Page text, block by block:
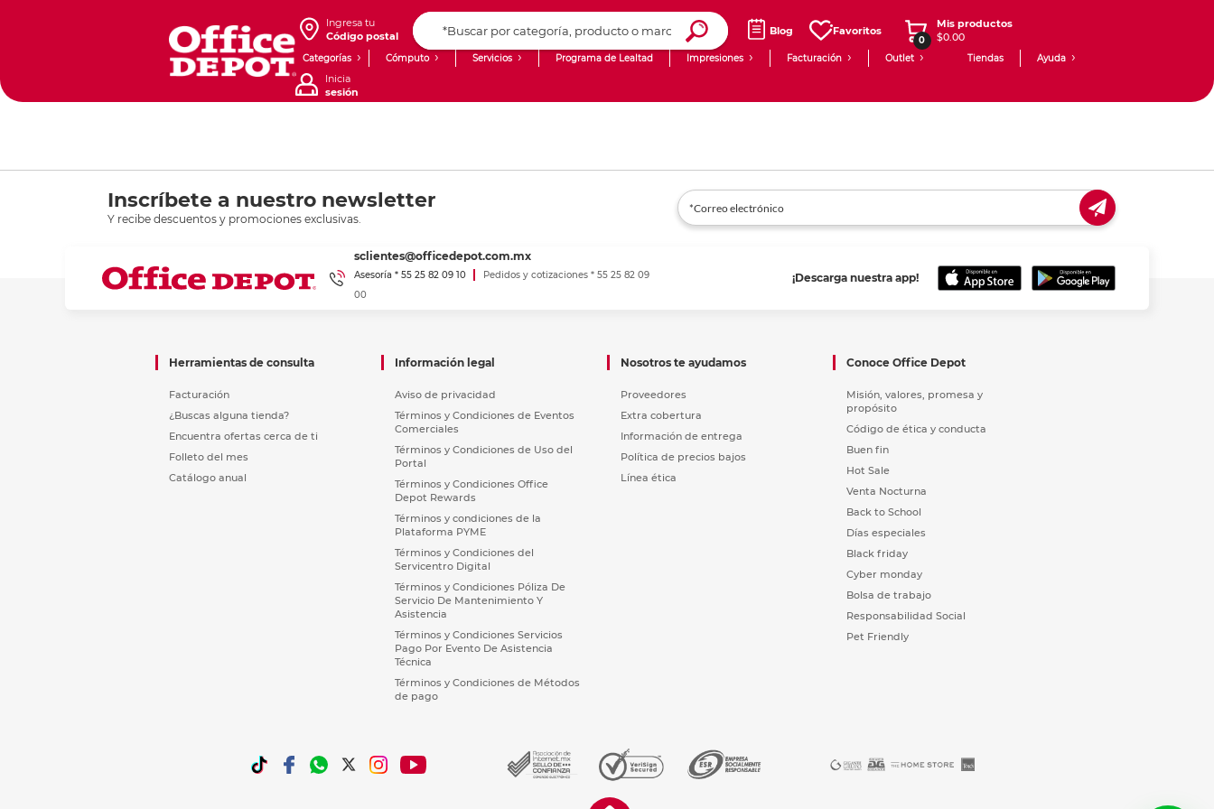
Ingresa tu
Código postal
Blog Favoritos
0
Mis productos
$0.00
Categorías Cómputo Servicios
PyME
Programa de Lealtad Impresiones Facturación Outlet Tiendas Ayuda
Inicia
sesión
Inscríbete a nuestro newsletter
Y recibe descuentos y promociones exclusivas.
¡Descarga nuestra app!
sclientes@officedepot.com.mx
Asesoría * 55 25 82 09 10
Pedidos y cotizaciones * 55 25 82 09
00
Herramientas de consulta
Facturación
¿Buscas alguna tienda?
Encuentra ofertas cerca de ti
Folleto del mes
Catálogo anual
Información legal
Aviso de privacidad
Términos y Condiciones de Eventos
Comerciales
Términos y Condiciones de Uso del
Portal
Términos y Condiciones Office
Depot Rewards
Términos y condiciones de la
Plataforma PYME
Términos y Condiciones del
Servicentro Digital
Términos y Condiciones Póliza De
Servicio De Mantenimiento Y
Asistencia
Términos y Condiciones Servicios
Pago Por Evento De Asistencia
Técnica
Términos y Condiciones de Métodos
de pago
Nosotros te ayudamos
Proveedores
Extra cobertura
Información de entrega
Política de precios bajos
Línea ética
Conoce Office Depot
Misión, valores, promesa y
propósito
Código de ética y conducta
Buen fin
Hot Sale
Venta Nocturna
Back to School
Días especiales
Black friday
Cyber monday
Bolsa de trabajo
Responsabilidad Social
Pet Friendly